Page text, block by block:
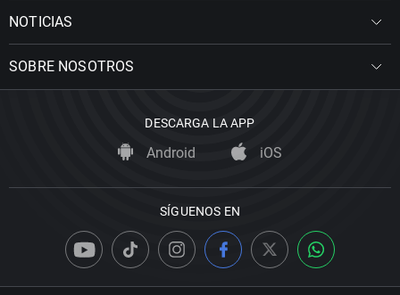
NOTICIAS
SOBRE NOSOTROS
DESCARGA LA APP
Android iOS
SÍGUENOS EN